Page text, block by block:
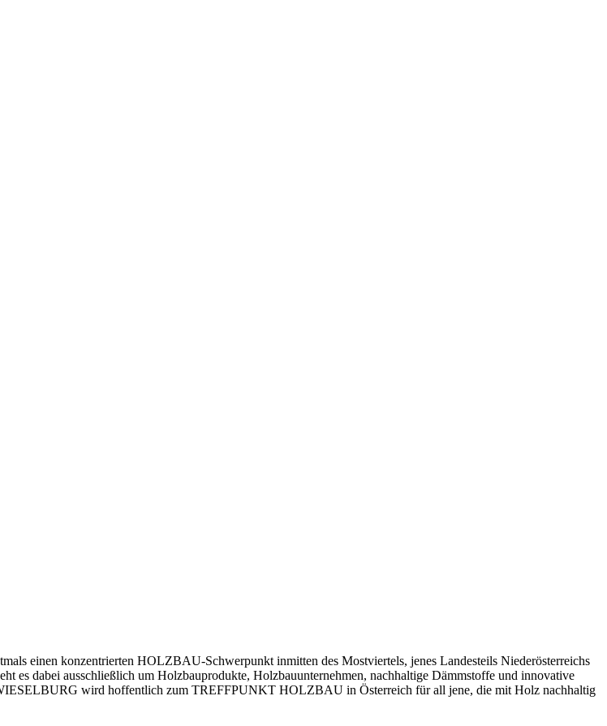
einen konzentrierten HOLZBAU-Schwerpunkt inmitten des Mostviertels, jenes Landesteils Niederösterreichs
es dabei ausschließlich um Holzbauprodukte, Holzbauunternehmen, nachhaltige Dämmstoffe und innovative
wird hoffentlich zum TREFFPUNKT HOLZBAU in Österreich für all jene, die mit Holz nachhaltig